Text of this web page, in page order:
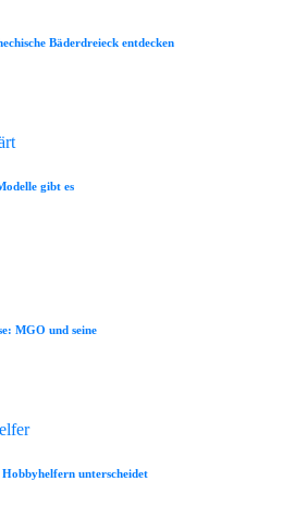
Bäderdreieck entdecken
gibt es
MGO und seine
unterscheidet